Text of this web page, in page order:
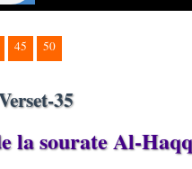
45 50
35
la sourate Al-